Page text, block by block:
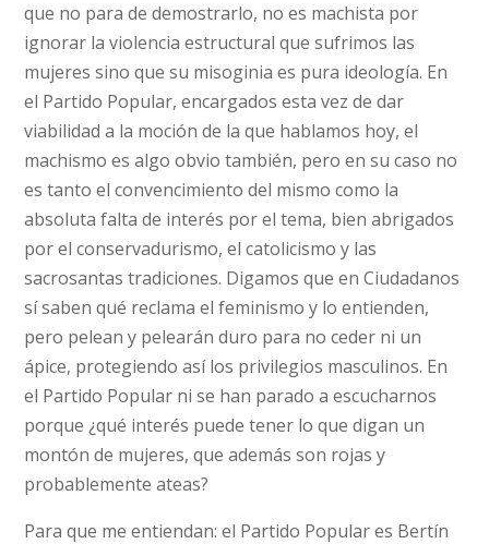
que no para de demostrarlo, no es machista por
ignorar la violencia estructural que sufrimos las
mujeres sino que su misoginia es pura ideología. En
el Partido Popular, encargados esta vez de dar
viabilidad a la moción de la que hablamos hoy, el
machismo es algo obvio también, pero en su caso no
es tanto el convencimiento del mismo como la
absoluta falta de interés por el tema, bien abrigados
por el conservadurismo, el catolicismo y las
sacrosantas tradiciones. Digamos que en Ciudadanos
sí saben qué reclama el feminismo y lo entienden,
pero pelean y pelearán duro para no ceder ni un
ápice, protegiendo así los privilegios masculinos. En
el Partido Popular ni se han parado a escucharnos
porque ¿qué interés puede tener lo que digan un
montón de mujeres, que además son rojas y
probablemente ateas?
Para que me entiendan: el Partido Popular es Bertín